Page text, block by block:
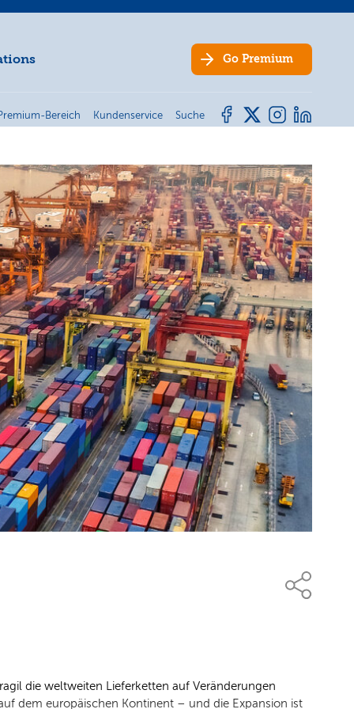
Go Premium
Bereich Kundenservice Suche
die weltweiten Lieferketten auf Veränderungen
dem europäischen Kontinent – und die Expansion ist